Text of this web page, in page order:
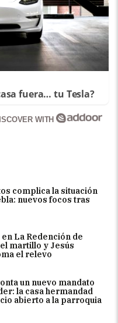
complica la situación
nuevos focos tras
La Redención de
martillo y Jesús
el relevo
un nuevo mandato
la casa hermandad
abierto a la parroquia
fuera… tu Tesla?
WITH